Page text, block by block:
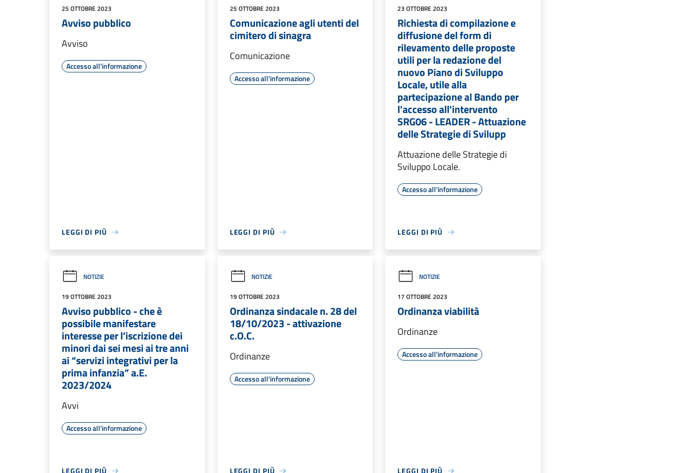
25 OTTOBRE 2023
Avviso pubblico
Avviso
Accesso all'informazione
LEGGI DI PIÙ
25 OTTOBRE 2023
Comunicazione agli utenti del
cimitero di sinagra
Comunicazione
Accesso all'informazione
LEGGI DI PIÙ
23 OTTOBRE 2023
Richiesta di compilazione e
diffusione del form di
rilevamento delle proposte
utili per la redazione del
nuovo Piano di Sviluppo
Locale, utile alla
partecipazione al Bando per
l'accesso all'intervento
SRG06 - LEADER - Attuazione
delle Strategie di Svilupp
Attuazione delle Strategie di
Sviluppo Locale.
Accesso all'informazione
LEGGI DI PIÙ
NOTIZIE
19 OTTOBRE 2023
Avviso pubblico - che è
possibile manifestare
interesse per l’iscrizione dei
minori dai sei mesi ai tre anni
ai “servizi integrativi per la
prima infanzia” a.E.
2023/2024
Avvi
Accesso all'informazione
LEGGI DI PIÙ
NOTIZIE
19 OTTOBRE 2023
Ordinanza sindacale n. 28 del
18/10/2023 - attivazione
c.O.C.
Ordinanze
Accesso all'informazione
LEGGI DI PIÙ
NOTIZIE
17 OTTOBRE 2023
Ordinanza viabilità
Ordinanze
Accesso all'informazione
LEGGI DI PIÙ